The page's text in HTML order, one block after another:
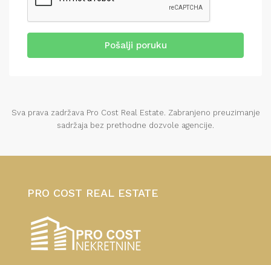
Pošalji poruku
Sva prava zadržava Pro Cost Real Estate. Zabranjeno preuzimanje
sadržaja bez prethodne dozvole agencije.
PRO COST REAL ESTATE